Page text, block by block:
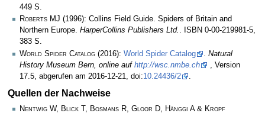
449 S.
Roberts MJ (1996): Collins Field Guide. Spiders of Britain and
Northern Europe. HarperCollins Publishers Ltd. . ISBN 0-00-219981-5,
383 S.
World Spider Catalog (2016): World Spider Catalog
Natural
History Museum Bern, online auf http://wsc.nmbe.ch
, Version
17.5, abgerufen am 2016-12-21, doi:10.24436/2
Quellen der Nachweise
Nentwig W, Blick T, Bosmans R, Gloor D, Hänggi A & Kropf